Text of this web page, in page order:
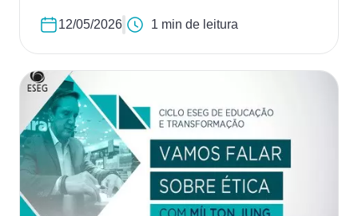
12/05/2026 1 min de leitura